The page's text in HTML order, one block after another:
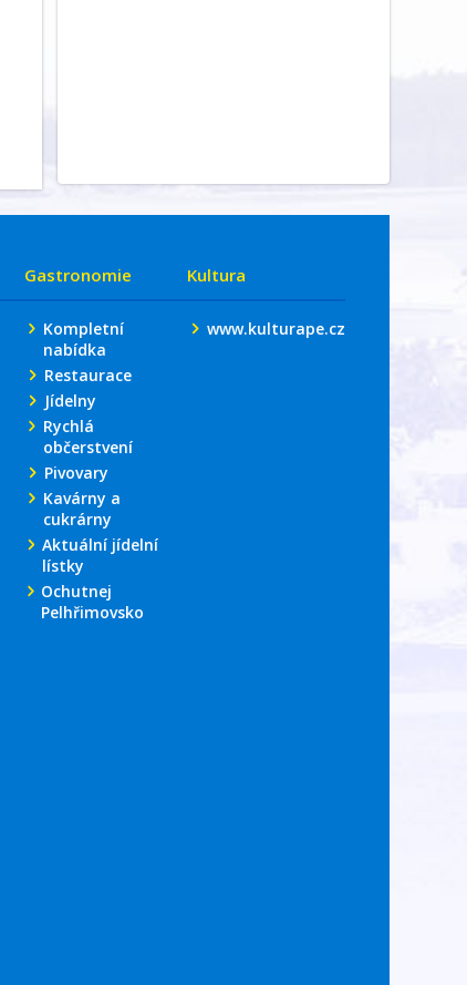
Gastronomie
Kompletní
nabídka
Restaurace
Jídelny
Rychlá
občerstvení
Pivovary
Kavárny a
cukrárny
Aktuální jídelní
lístky
Ochutnej
Pelhřimovsko
Kultura
www.kulturape.cz